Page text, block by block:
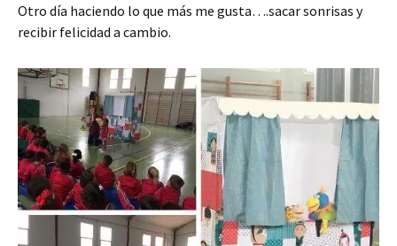
Otro día haciendo lo que más me gusta….sacar sonrisas y
recibir felicidad a cambio.